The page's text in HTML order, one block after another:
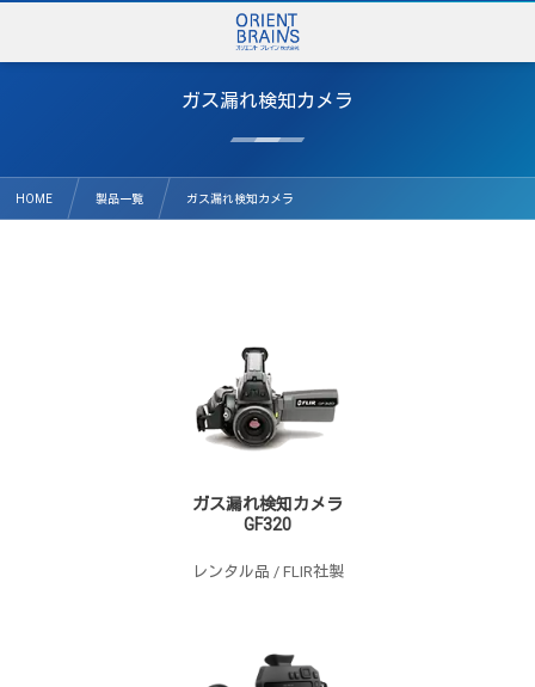
ガス漏れ検知カメラ
HOME 製品一覧 ガス漏れ検知カメラ
ガス漏れ検知カメラ
GF320
レンタル品 / FLIR社製